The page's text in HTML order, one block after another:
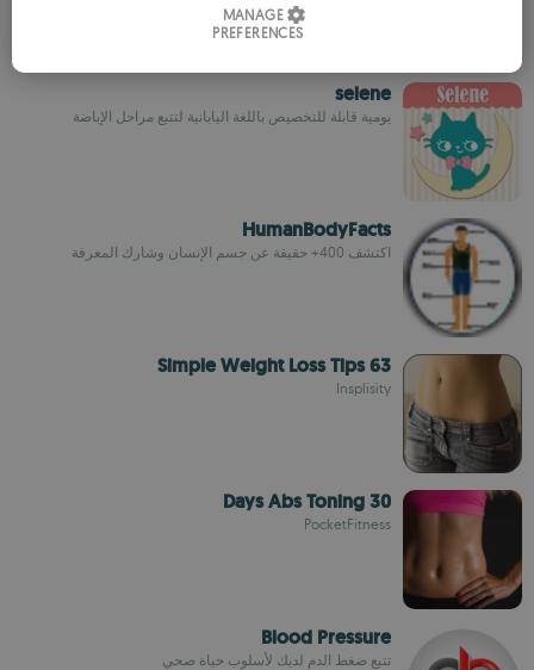
selene
يومية قابلة للتخصيص باللغة اليابانية لتتبع مراحل الإباضة
HumanBodyFacts
اكتشف 400+ حقيقة عن جسم الإنسان وشارك المعرفة
63 Simple Weight Loss Tips
Insplisity
30 Days Abs Toning
PocketFitness
Blood Pressure
تتبع ضغط الدم لديك لأسلوب حياة صحي
ROMANIAN
MANAGE
PREFERENCES